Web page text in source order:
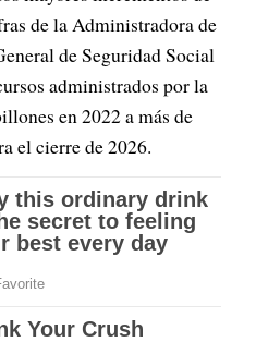
de la Administradora de
de Seguridad Social
administrados por la
en 2022 a más de
el cierre de 2026.